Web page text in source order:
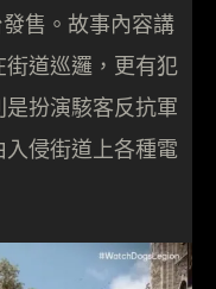
售。故事內容講
道巡邏，更有犯
扮演駭客反抗軍
侵街道上各種電